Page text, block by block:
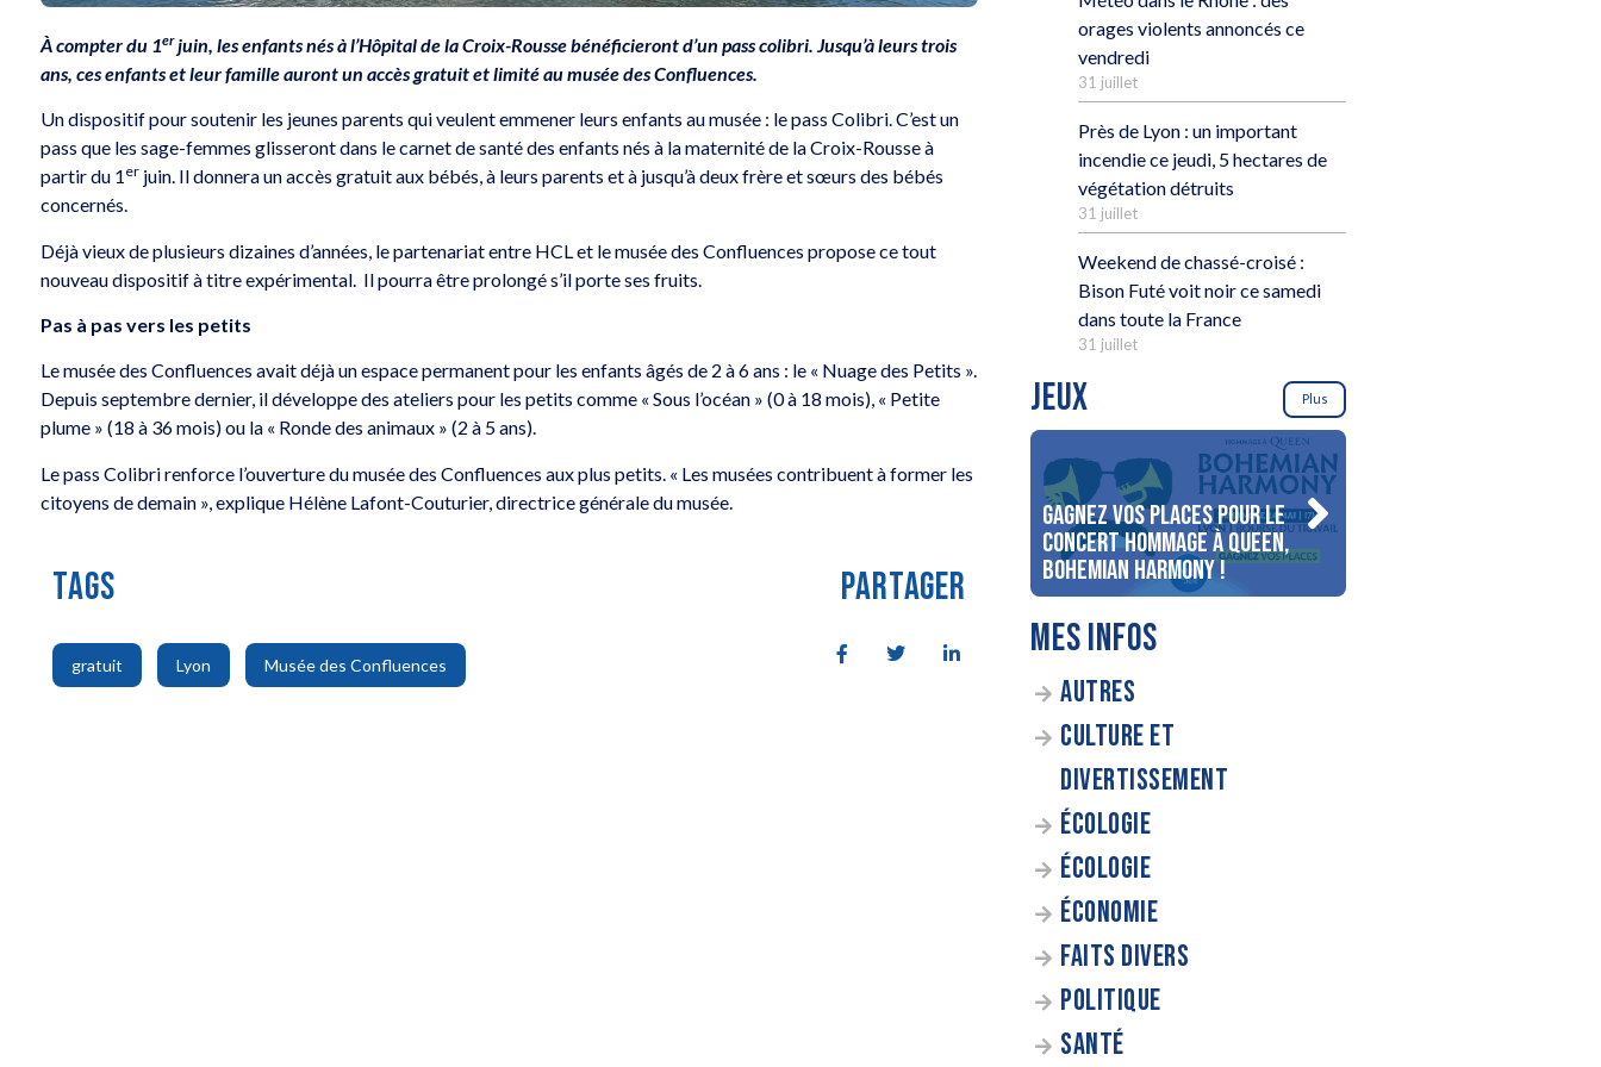
À compter du 1erjuin, les enfants nés à l’Hôpital de la Croix-Rousse bénéficieront d’un pass colibri. Jusqu’à leurs trois
ans, ces enfants et leur famille auront un accès gratuit et limité au musée des Confluences.
Un dispositif pour soutenir les jeunes parents qui veulent emmener leurs enfants au musée : le pass Colibri. C’est un
pass que les sage-femmes glisseront dans le carnet de santé des enfants nés à la maternité de la Croix-Rousse à
partir du 1 er juin. Il donnera un accès gratuit aux bébés, à leurs parents et à jusqu’à deux frère et sœurs des bébés
concernés.
Déjà vieux de plusieurs dizaines d’années, le partenariat entre HCL et le musée des Confluences propose ce tout
nouveau dispositif à titre expérimental. Il pourra être prolongé s’il porte ses fruits.
Pas à pas vers les petits
Le musée des Confluences avait déjà un espace permanent pour les enfants âgés de 2 à 6 ans : le « Nuage des Petits ».
Depuis septembre dernier, il développe des ateliers pour les petits comme « Sous l’océan » (0 à 18 mois), « Petite
plume » (18 à 36 mois) ou la « Ronde des animaux » (2 à 5 ans).
Le pass Colibri renforce l’ouverture du musée des Confluences aux plus petits. « Les musées contribuent à former les
citoyens de demain », explique Hélène Lafont-Couturier, directrice générale du musée.
TAGS
gratuit
,
Lyon
,
Musée des Confluences
PARTAGER
orages violents annoncés ce
vendredi
31 juillet
Près de Lyon : un important
incendie ce jeudi, 5 hectares de
végétation détruits
31 juillet
Weekend de chassé-croisé :
Bison Futé voit noir ce samedi
dans toute la France
31 juillet
JEUX Plus
Gagnez vos places pour le
concert Hommage à Queen,
Bohemian Harmony !
MES INFOS
AUTRES
CULTURE ET
DIVERTISSEMENT
ÉCOLOGIE
ÉCOLOGIE
ÉCONOMIE
FAITS DIVERS
POLITIQUE
SANTÉ